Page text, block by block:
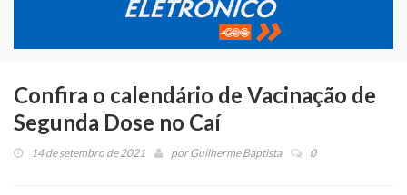
Confira o calendário de Vacinação de
Segunda Dose no Caí
14 de setembro de 2021 porGuilherme Baptista 0